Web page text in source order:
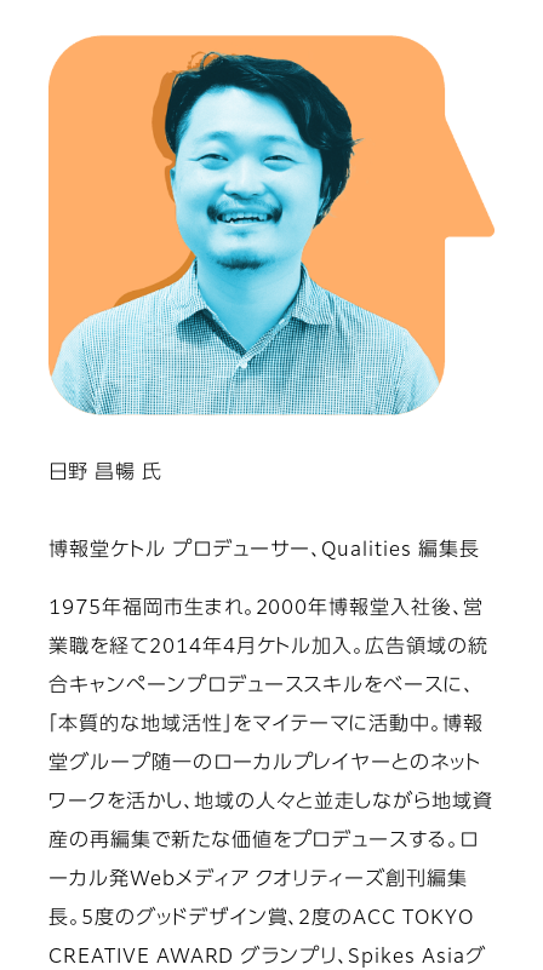
日野 昌暢 氏
博報堂ケトル プロデューサー、Qualities 編集長
1975年福岡市生まれ。2000年博報堂入社後、営
業職を経て2014年4月ケトル加入。広告領域の統
合キャンペーンプロデューススキルをベースに、
「本質的な地域活性」をマイテーマに活動中。博報
堂グループ随一のローカルプレイヤーとのネット
ワークを活かし、地域の人々と並走しながら地域資
産の再編集で新たな価値をプロデュースする。ロ
ーカル発Webメディア クオリティーズ創刊編集
長。5度のグッドデザイン賞、2度のACC TOKYO
CREATIVE AWARD グランプリ、Spikes Asiaグ